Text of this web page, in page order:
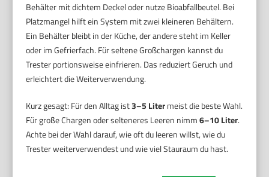
Behälter mit dichtem Deckel oder nutze Bioabfallbeutel. Bei
Platzmangel hilft ein System mit zwei kleineren Behältern.
Ein Behälter bleibt in der Küche, der andere steht im Keller
oder im Gefrierfach. Für seltene Großchargen kannst du
Trester portionsweise einfrieren. Das reduziert Geruch und
erleichtert die Weiterverwendung.
Kurz gesagt: Für den Alltag ist3–5 Litermeist die beste Wahl.
Für große Chargen oder selteneres Leeren nimm6–10 Liter.
Achte bei der Wahl darauf, wie oft du leeren willst, wie du
Trester weiterverwendest und wie viel Stauraum du hast.